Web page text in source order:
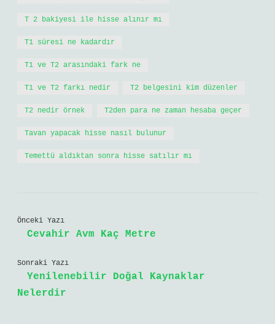
T 2 bakiyesi ile hisse alınır mı
T1 süresi ne kadardır
T1 ve T2 arasındaki fark ne
T1 ve T2 farkı nedir T2 belgesini kim düzenler
T2 nedir örnek T2den para ne zaman hesaba geçer
Tavan yapacak hisse nasıl bulunur
Temettü aldıktan sonra hisse satılır mı
Önceki Yazı
Cevahir Avm Kaç Metre
Sonraki Yazı
Yenilenebilir Doğal Kaynaklar
Nelerdir